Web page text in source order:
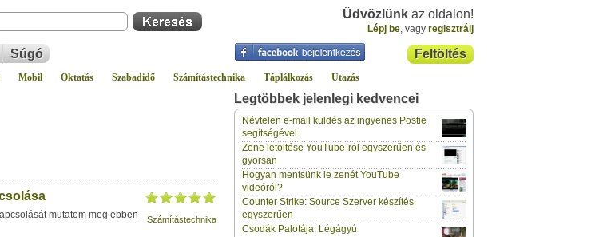
Üdvözlünk az oldalon!
Lépj be, vagy regisztrálj
Feltöltés
Súgó
Mobil Oktatás Szabadidő Számítástechnika Táplálkozás Utazás
mutatom meg ebben
Számítástechnika
Legtöbbek jelenlegi kedvencei
Névtelen e-mail küldés az ingyenes Postie
segítségével
Zene letöltése YouTube-ról egyszerűen és
gyorsan
Hogyan mentsünk le zenét YouTube
videóról?
Counter Strike: Source Szerver készítés
egyszerűen
Csodák Palotája: Légágyú
1 napja
gabor733a kedvencei közé tette a(z)
Leopárdgekkó-etetés egyszerű csipesszel
című tippet.
1 napja
gabor733
a kedvencei közé tette a(z)
című tippet.
1 napja
Hogyan készítsünk fűszeres-paradicsomos
pennét?
gabor733a kedvencei közé tette a(z)